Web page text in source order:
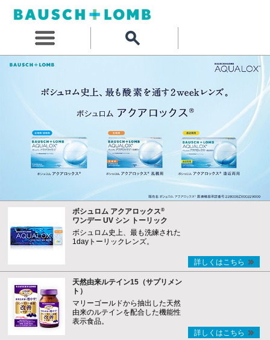
ボシュロム アクアロックス®
ワンデー UV シン トーリック
ボシュロム史上、最も洗練された
1dayトーリックレンズ。
詳しくはこちら
天然由来ルテイン15（サプリメン
ト）
マリーゴールドから抽出した天然
由来のルテインを配合した機能性
表示食品。
詳しくはこちら